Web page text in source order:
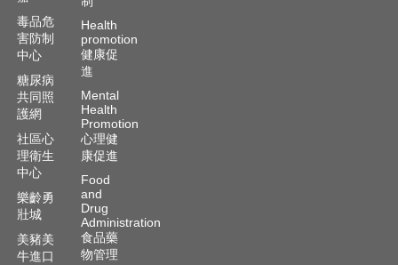
毒品危
害防制
中心
糖尿病
共同照
護網
社區心
理衛生
中心
樂齡勇
壯城
美豬美
牛進口
Health
promotion
健康促
進
Mental
Health
Promotion
心理健
康促進
Food
and
Drug
Administration
食品藥
物管理